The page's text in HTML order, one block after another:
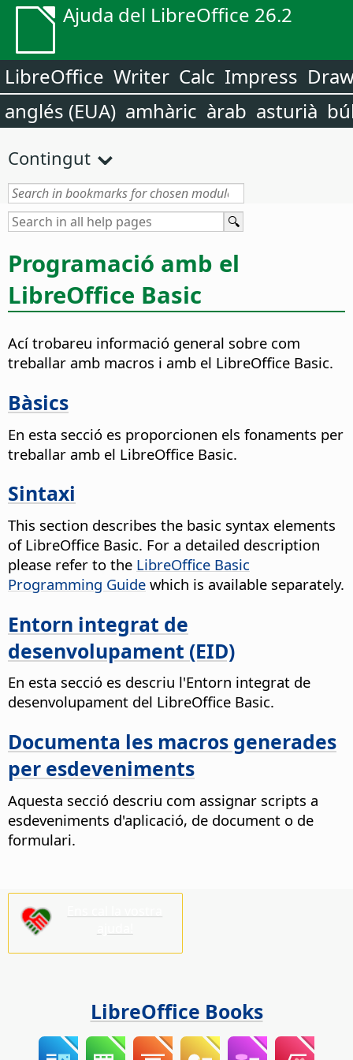
Ajuda del LibreOffice 26.2
LibreOffice Writer Calc Impress
anglés (EUA) amhàric àrab asturià
Contingut
Programació amb el
LibreOffice Basic
Ací trobareu informació general sobre com
treballar amb macros i amb el LibreOffice Basic.
Bàsics
En esta secció es proporcionen els fonaments per
treballar amb el LibreOffice Basic.
Sintaxi
This section describes the basic syntax elements
of LibreOffice Basic. For a detailed description
please refer to the LibreOffice Basic
Programming Guide which is available separately.
Entorn integrat de
desenvolupament (EID)
En esta secció es descriu l'Entorn integrat de
desenvolupament del LibreOffice Basic.
Documenta les macros generades
per esdeveniments
Aquesta secció descriu com assignar scripts a
esdeveniments d'aplicació, de document o de
formulari.
LibreOffice Books